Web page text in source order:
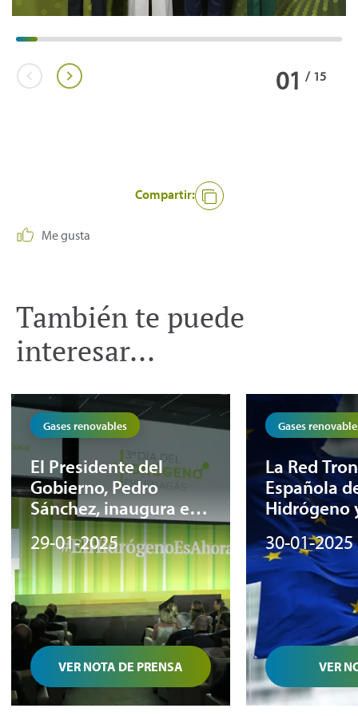
01 / 15
Compartir:
Me gusta
También te puede
interesar...
Gases renovables
El Presidente del
Gobierno, Pedro
Sánchez, inaugura el
Tercer Día del
Hidrógeno de Enagás
29-01-2025
VER NOTA DE PRENSA
Gases
La Red
Española
Hidrógeno
reciben el
fondos
solicitados
30-01-2025
VER